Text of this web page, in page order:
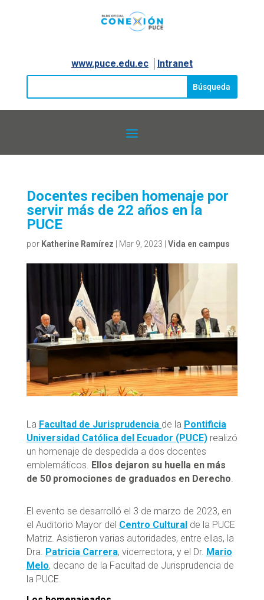
www.puce.edu.ec│ Intranet
Docentes reciben homenaje por
servir más de 22 años en la
PUCE
por Katherine Ramírez Mar 9, 2023 Vida en campus
La Facultad de Jurisprudencia de la Pontificia
Universidad Católica del Ecuador (PUCE)realizó
un homenaje de despedida a dos docentes
emblemáticos. Ellos dejaron su huella en más
de 50 promociones de graduados en Derecho.
El evento se desarrolló el 3 de marzo de 2023, en
el Auditorio Mayor del Centro Culturalde la PUCE
Matriz. Asistieron varias autoridades, entre ellas, la
Dra. Patricia Carrera, vicerrectora, y el Dr. Mario
Melo, decano de la Facultad de Jurisprudencia de
la PUCE.